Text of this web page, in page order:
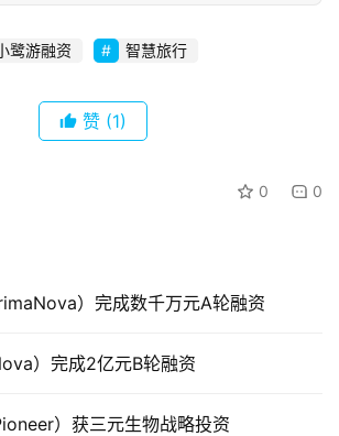
投稿
鹭游融资 智慧旅行
赞 (1)
0 0
）完成数千万元A轮融资
）完成2亿元B轮融资
）获三元生物战略投资